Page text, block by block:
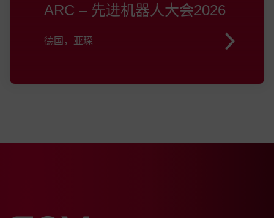
ARC – 先进机器人大会2026
德国，亚琛